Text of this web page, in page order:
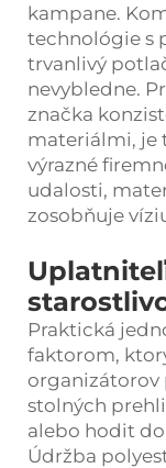
kampane.
technológie s
trvanlivý
nevybledne.
značka
materiálmi, je
výrazné
udalosti,
zosobňuje
Praktická
faktorom,
organizátorov
stolných
alebo hodit do
Údržba